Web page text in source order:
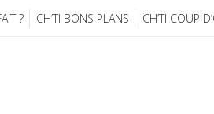
? CH’TI BONS PLANS CH’TI COUP